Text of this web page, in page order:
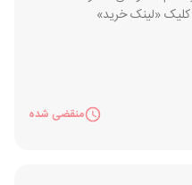
کلیک «لینک خرید»
منقضی شده